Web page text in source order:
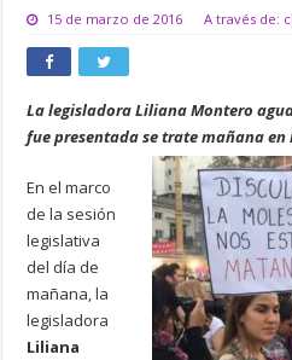
15 de marzo de 2016 A través de:
La legisladora Liliana Montero
fue presentada se trate mañana
En el marco
de la sesión
legislativa
del día de
mañana, la
legisladora
Liliana